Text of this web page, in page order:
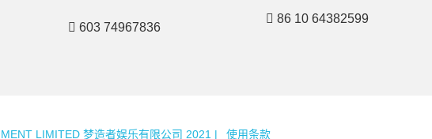
603 74967836
86 10 64382599
LIMITED 梦造者娱乐有限公司 2021 | 使用条款